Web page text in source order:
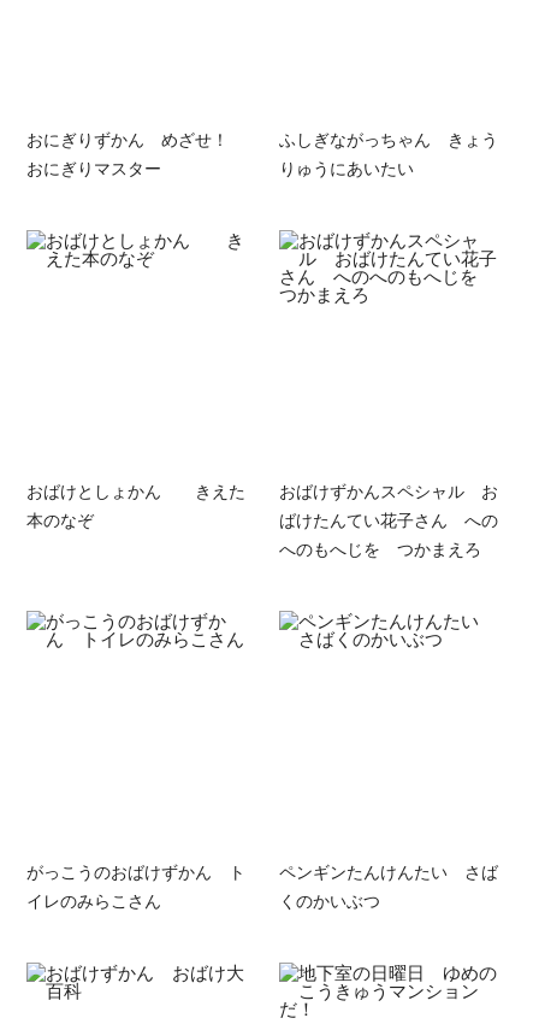
おにぎりずかん めざせ！
おにぎりマスター
ふしぎながっちゃん きょう
りゅうにあいたい
おばけとしょかん きえた
本のなぞ
おばけずかんスペシャル お
ばけたんてい花子さん への
へのもへじを つかまえろ
がっこうのおばけずかん ト
イレのみらこさん
ペンギンたんけんたい さば
くのかいぶつ